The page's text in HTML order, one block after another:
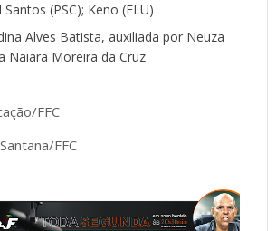
(PSC); Keno (FLU)
Alves Batista, auxiliada por Neuza
Naiara Moreira da Cruz
FFC
FFC